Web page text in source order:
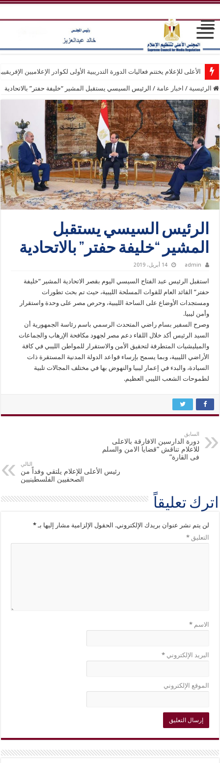
الأعلى للإعلام يختتم فعاليات الدورة التدريبية الأولى لكوادر الإعلاميين
الرئيسية / اخبار عامة / الرئيس السيسي يستقبل المشير “خليفة حفتر” بالاتحادية
الرئيس السيسي يستقبل
المشير “خليفة حفتر” بالاتحادية
admin 14 أبريل، 2019
استقبل الرئيس عبد الفتاح السيسي اليوم بقصر الاتحادية المشير “خليفة
حفتر” القائد العام للقوات المسلحة الليبية، حيث تم بحث تطورات
ومستجدات الأوضاع على الساحة الليبية، وحرص مصر على وحدة واستقرار
وأمن ليبيا.
وصرح السفير بسام راضي المتحدث الرسمي باسم رئاسة الجمهورية أن
السيد الرئيس أكد خلال اللقاء دعم مصر لجهود مكافحة الإرهاب والجماعات
والميليشيات المتطرفة لتحقيق الأمن والاستقرار للمواطن الليبي في كافة
الأراضي الليبية، وبما يسمح بإرساء قواعد الدولة المدنية المستقرة ذات
السيادة، والبدء في إعمار ليبيا والنهوض بها في مختلف المجالات تلبية
لطموحات الشعب الليبي العظيم.
السابق
دورة الدارسين الافارقة بالاعلى
للاعلام تناقش “قضايا الامن والسلم
فى القارة”
التالي
رئيس الأعلى للإعلام يلتقي وفداً من
الصحفيين الفلسطينيين
اترك تعليقاً
لن يتم نشر عنوان بريدك الإلكتروني. الحقول الإلزامية مشار إليها بـ*
التعليق*
الاسم*
البريد الإلكتروني*
الموقع الإلكتروني